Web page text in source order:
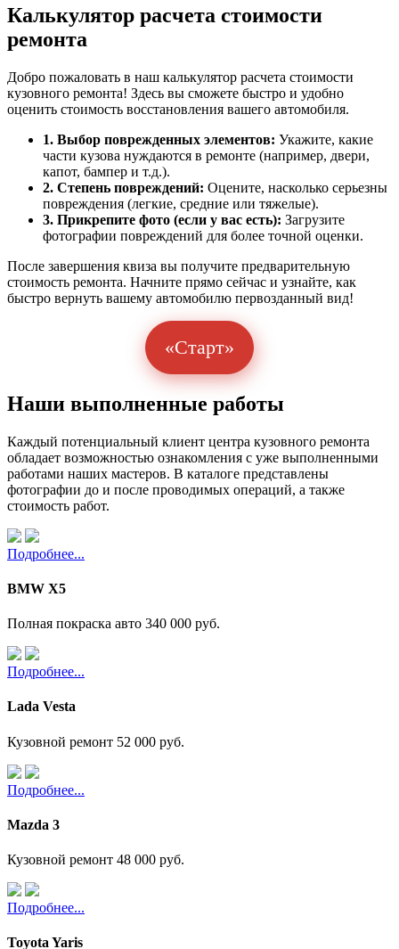
Калькулятор расчета стоимости
ремонта
Добро пожаловать в наш калькулятор расчета стоимости
кузовного ремонта! Здесь вы сможете быстро и удобно
оценить стоимость восстановления вашего автомобиля.
1. Выбор поврежденных элементов: Укажите, какие
части кузова нуждаются в ремонте (например, двери,
капот, бампер и т.д.).
2. Степень повреждений: Оцените, насколько серьезны
повреждения (легкие, средние или тяжелые).
3. Прикрепите фото (если у вас есть): Загрузите
фотографии повреждений для более точной оценки.
После завершения квиза вы получите предварительную
стоимость ремонта. Начните прямо сейчас и узнайте, как
быстро вернуть вашему автомобилю первозданный вид!
«Старт»
Наши выполненные работы
Каждый потенциальный клиент центра кузовного ремонта
обладает возможностью ознакомления с уже выполненными
работами наших мастеров. В каталоге представлены
фотографии до и после проводимых операций, а также
стоимость работ.
Подробнее...
BMW X5
Полная покраска авто 340 000 руб.
Подробнее...
Lada Vesta
Кузовной ремонт 52 000 руб.
Подробнее...
Mazda 3
Кузовной ремонт 48 000 руб.
Подробнее...
Toyota Yaris